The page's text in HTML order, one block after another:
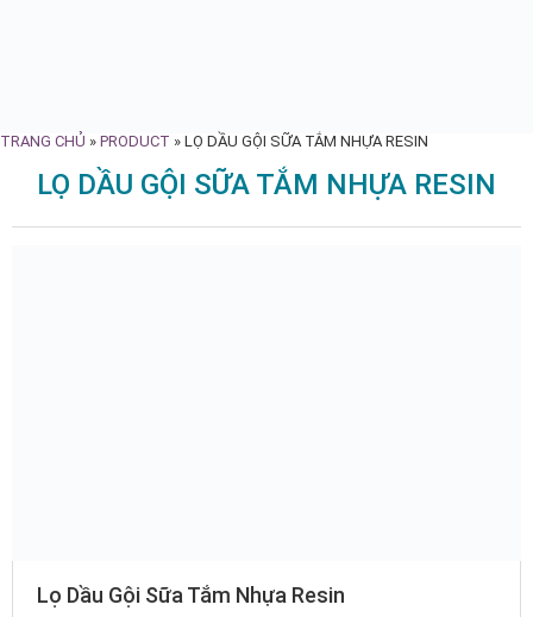
TRANG CHỦ » PRODUCT » LỌ DẦU GỘI SỮA TẮM NHỰA RESIN
LỌ DẦU GỘI SỮA TẮM NHỰA RESIN
Lọ Dầu Gội Sữa Tắm Nhựa Resin